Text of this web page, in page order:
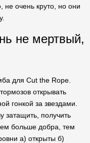
не очень круто, но они
не мертвый,
для Cut the Rope.
открывать
гонкой за звездами.
затащить, получить
больше добра, тем
а) открыты б)